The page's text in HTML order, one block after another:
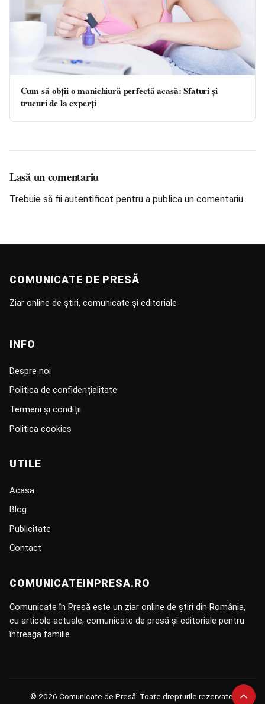
Cum să obții o manichiură perfectă acasă: Sfaturi și
trucuri de la experți
Lasă un comentariu
Trebuie să fii autentificat pentru a publica un comentariu.
COMUNICATE DE PRESĂ
Ziar online de știri, comunicate și editoriale
INFO
Despre noi
Politica de confidențialitate
Termeni și condiții
Politica cookies
UTILE
Acasa
Blog
Publicitate
Contact
COMUNICATEINPRESA.RO
Comunicate în Presă este un ziar online de știri din România,
cu articole actuale, comunicate de presă și editoriale pentru
întreaga familie.
© 2026 Comunicate de Presă. Toate drepturile rezervate.